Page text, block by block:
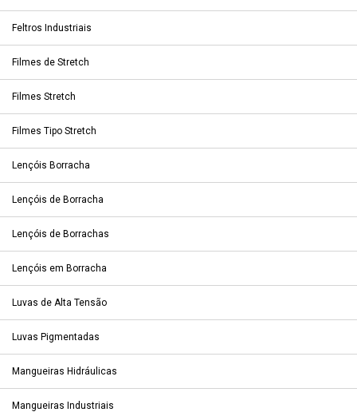
Feltros Industriais
Filmes de Stretch
Filmes Stretch
Filmes Tipo Stretch
Lençóis Borracha
Lençóis de Borracha
Lençóis de Borrachas
Lençóis em Borracha
Luvas de Alta Tensão
Luvas Pigmentadas
Mangueiras Hidráulicas
Mangueiras Industriais